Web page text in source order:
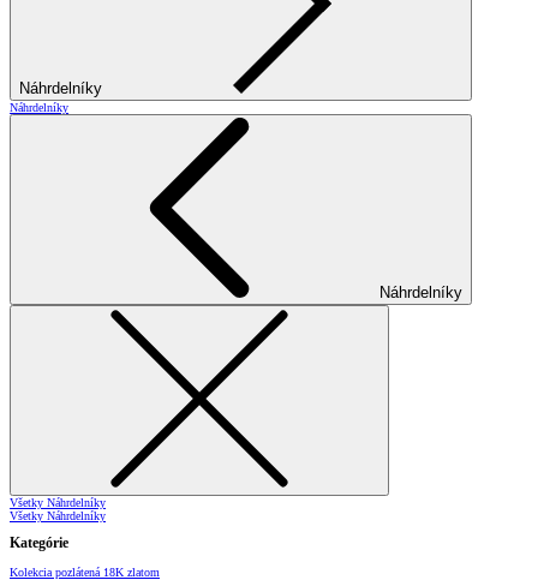
Náhrdelníky
Náhrdelníky
Náhrdelníky
Všetky Náhrdelníky
Všetky Náhrdelníky
Kategórie
Kolekcia pozlátená 18K zlatom